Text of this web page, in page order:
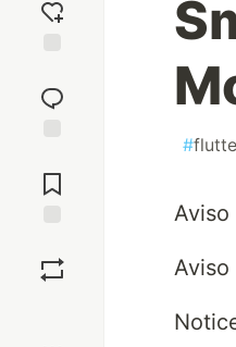
reaction
Comments
#